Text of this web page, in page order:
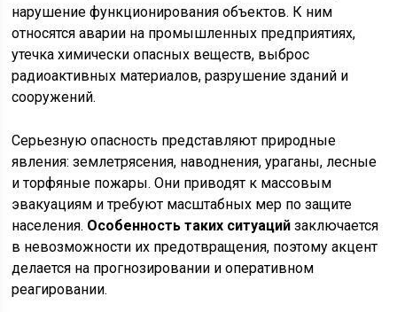
нарушение функционирования объектов. К ним
относятся аварии на промышленных предприятиях,
утечка химически опасных веществ, выброс
радиоактивных материалов, разрушение зданий и
сооружений.
Серьезную опасность представляют природные
явления: землетрясения, наводнения, ураганы, лесные
и торфяные пожары. Они приводят к массовым
эвакуациям и требуют масштабных мер по защите
населения. Особенность таких ситуаций заключается
в невозможности их предотвращения, поэтому акцент
делается на прогнозировании и оперативном
реагировании.